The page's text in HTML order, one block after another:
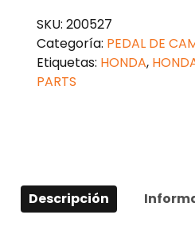
WAVE110
S
cantidad
SKU: 200527
Categoría: PEDAL DE
Etiquetas: HONDA,
PARTS
Descripción